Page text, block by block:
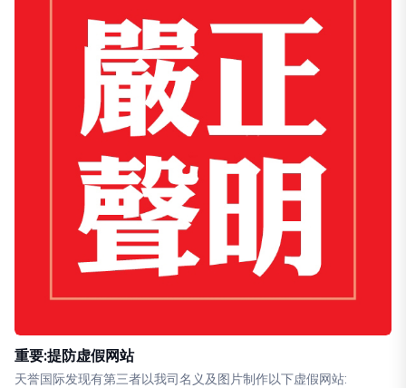
重要:提防虚假网站
天誉国际发现有第三者以我司名义及图片制作以下虚假网站: